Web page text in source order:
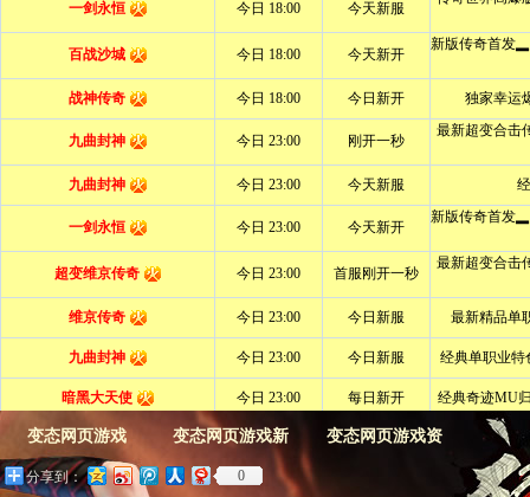
变态网页游戏 变态网页游戏新
闻
变态网页游戏资
分享到： 0